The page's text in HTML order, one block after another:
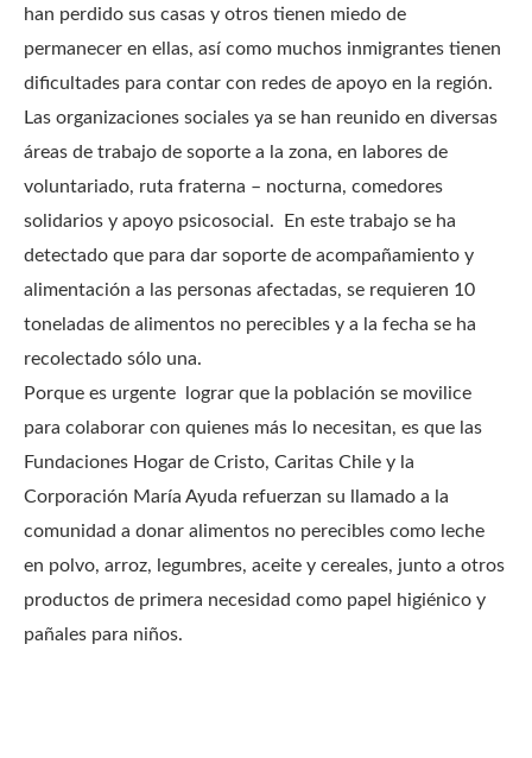
han perdido sus casas y otros tienen miedo de
permanecer en ellas, así como muchos inmigrantes tienen
dificultades para contar con redes de apoyo en la región.
Las organizaciones sociales ya se han reunido en diversas
áreas de trabajo de soporte a la zona, en labores de
voluntariado, ruta fraterna – nocturna, comedores
solidarios y apoyo psicosocial. En este trabajo se ha
detectado que para dar soporte de acompañamiento y
alimentación a las personas afectadas, se requieren 10
toneladas de alimentos no perecibles y a la fecha se ha
recolectado sólo una.
Porque es urgente lograr que la población se movilice
para colaborar con quienes más lo necesitan, es que las
Fundaciones Hogar de Cristo, Caritas Chile y la
Corporación María Ayuda refuerzan su llamado a la
comunidad a donar alimentos no perecibles como leche
en polvo, arroz, legumbres, aceite y cereales, junto a otros
productos de primera necesidad como papel higiénico y
pañales para niños.